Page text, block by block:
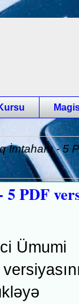
İmtahanı - 5
5 PDF
Ümumi